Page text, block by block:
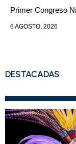
Primer Congreso
6 AGOSTO, 2026
DESTACADAS